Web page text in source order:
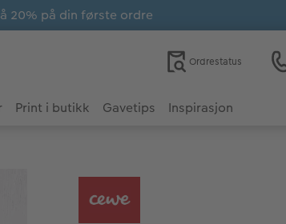
20% på din første ordre
Ordrestatus
Print i butikk Gavetips Inspirasjon